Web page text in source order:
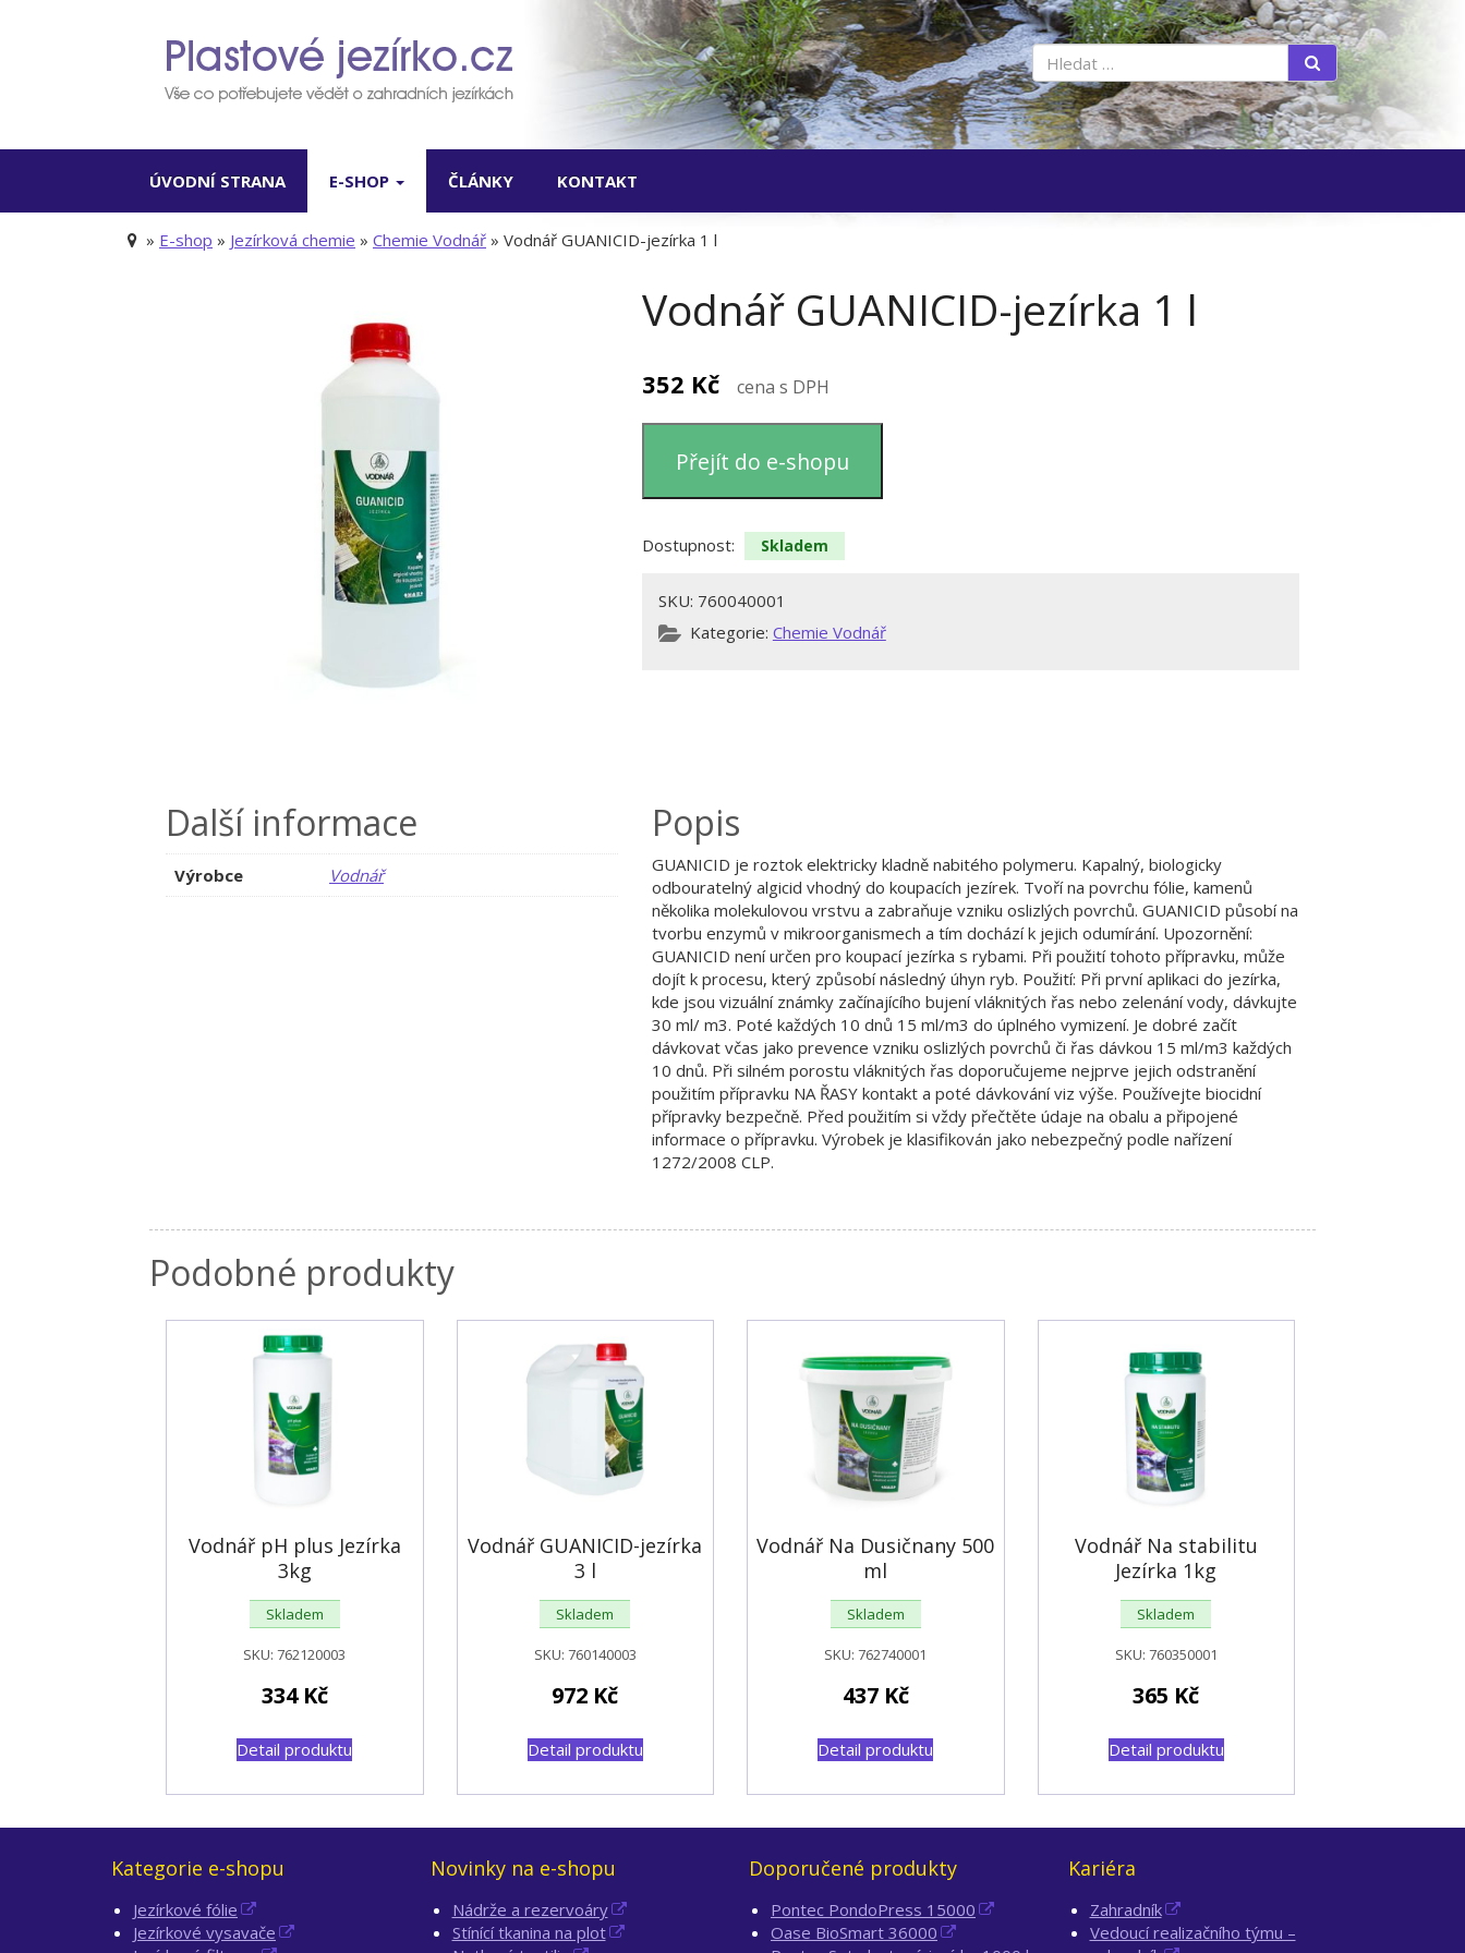
Skip
to
content
Vyhledat
ÚVODNÍ STRANA E-SHOP ČLÁNKY KONTAKT
» E-shop » Jezírková chemie » Chemie Vodnář » Vodnář GUANICID-jezírka 1 l
Vodnář GUANICID-jezírka 1 l
352 Kč cena s DPH
Přejít do e-shopu
Dostupnost: Skladem
SKU: 760040001
Kategorie: Chemie Vodnář
Další informace
Výrobce Vodnář
Popis
GUANICID je roztok elektricky kladně nabitého polymeru. Kapalný, biologicky
odbouratelný algicid vhodný do koupacích jezírek. Tvoří na povrchu fólie, kamenů
několika molekulovou vrstvu a zabraňuje vzniku oslizlých povrchů. GUANICID působí na
tvorbu enzymů v mikroorganismech a tím dochází k jejich odumírání. Upozornění:
GUANICID není určen pro koupací jezírka s rybami. Při použití tohoto přípravku, může
dojít k procesu, který způsobí následný úhyn ryb. Použití: Při první aplikaci do jezírka,
kde jsou vizuální známky začínajícího bujení vláknitých řas nebo zelenání vody, dávkujte
30 ml/ m3. Poté každých 10 dnů 15 ml/m3 do úplného vymizení. Je dobré začít
dávkovat včas jako prevence vzniku oslizlých povrchů či řas dávkou 15 ml/m3 každých
10 dnů. Při silném porostu vláknitých řas doporučujeme nejprve jejich odstranění
použitím přípravku NA ŘASY kontakt a poté dávkování viz výše. Používejte biocidní
přípravky bezpečně. Před použitím si vždy přečtěte údaje na obalu a připojené
informace o přípravku. Výrobek je klasifikován jako nebezpečný podle nařízení
1272/2008 CLP.
Podobné produkty
Vodnář pH plus Jezírka
3kg
Skladem
SKU:762120003
334 Kč
Detail produktu
Vodnář GUANICID-jezírka
3 l
Skladem
SKU: 760140003
972 Kč
Detail produktu
Vodnář Na Dusičnany 500
ml
Skladem
SKU:762740001
437 Kč
Detail produktu
Vodnář Na stabilitu
Jezírka 1kg
Skladem
SKU: 760350001
365 Kč
Detail produktu
Kategorie e-shopu
Jezírkové fólie
Jezírkové vysavače
Novinky na e-shopu
Nádrže a rezervoáry
Stínící tkanina na plot
Doporučené produkty
Pontec PondoPress 15000
Oase BioSmart 36000
Kariéra
Zahradník
Vedoucí realizačního týmu –